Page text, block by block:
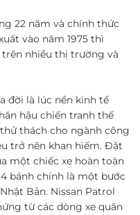
22 năm và chính thức
vào năm 1975 thì
trên nhiều thị trường và
đời là lúc nền kinh tế
hậu chiến tranh thế
thách cho ngành công
trở nên khan hiếm. Đặt
một chiếc xe hoàn toàn
bánh chính là một bước
Bản. Nissan Patrol
từ các dòng xe quân